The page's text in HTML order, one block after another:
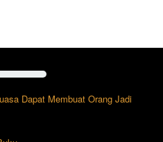
Dapat Membuat Orang Jadi